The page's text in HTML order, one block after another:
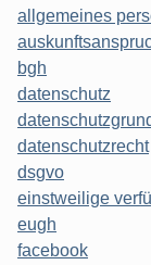
allgemeines
bgh
datenschutz
datenschutzrecht
dsgvo
einstweilige
eugh
facebook